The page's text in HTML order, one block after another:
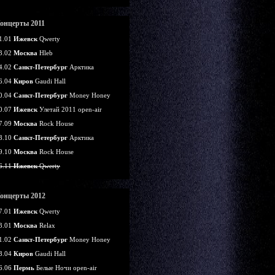
2011
Ижевск Qwerty
Москва Hleb
Санкт-Петербург Арктика
Киров Gaudi Hall
Санкт-Петербург Money Honey
Ижевск Улетай 2011 open-air
Москва Rock House
Санкт-Петербург Арктика
Москва Rock House
ИжевскQwerty
2012
Ижевск Qwerty
Москва Relax
Санкт-Петербург Money Honey
Киров Gaudi Hall
Пермь Белые Ночи open-air